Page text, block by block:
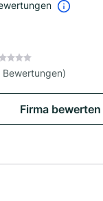
Bewertungen)
Firma bewerten